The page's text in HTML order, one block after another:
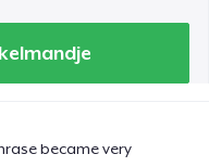
became very